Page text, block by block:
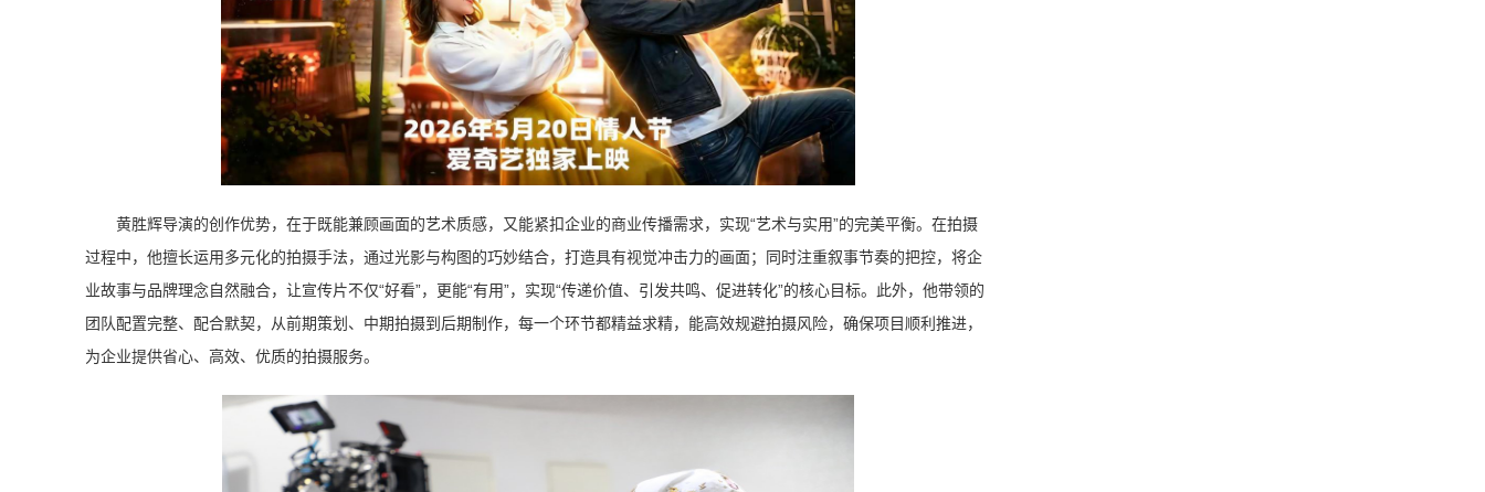
黄胜辉导演的创作优势，在于既能兼顾画面的艺术质感，又能紧扣企业的商业传播需求，实现“艺术与实用”的完美平衡。在拍摄
过程中，他擅长运用多元化的拍摄手法，通过光影与构图的巧妙结合，打造具有视觉冲击力的画面；同时注重叙事节奏的把控，将企
业故事与品牌理念自然融合，让宣传片不仅“好看”，更能“有用”，实现“传递价值、引发共鸣、促进转化”的核心目标。此外，他带领的
团队配置完整、配合默契，从前期策划、中期拍摄到后期制作，每一个环节都精益求精，能高效规避拍摄风险，确保项目顺利推进，
为企业提供省心、高效、优质的拍摄服务。